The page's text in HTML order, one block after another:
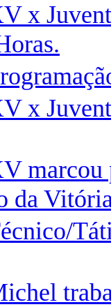
x
x
marcou
da